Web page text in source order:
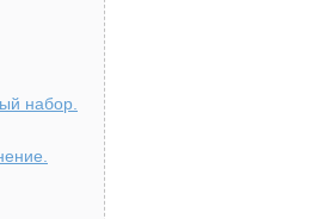
набор.